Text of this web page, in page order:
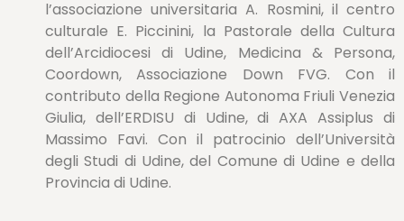
l’associazione universitaria A. Rosmini, il centro
culturale E. Piccinini, la Pastorale della Cultura
dell’Arcidiocesi di Udine, Medicina & Persona,
Coordown, Associazione Down FVG. Con il
contributo della Regione Autonoma Friuli Venezia
Giulia, dell’ERDISU di Udine, di AXA Assiplus di
Massimo Favi. Con il patrocinio dell’Università
degli Studi di Udine, del Comune di Udine e della
Provincia di Udine.